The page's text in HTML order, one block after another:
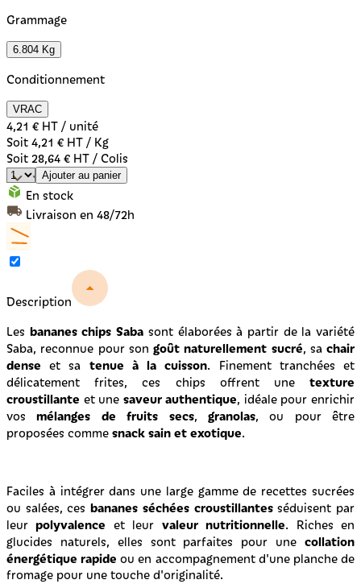
Grammage
6.804 Kg
Conditionnement
VRAC
4,21 € HT / unité
Soit 4,21 € HT / Kg
Soit 28,64 € HT / Colis
Ajouter au panier
En stock
Livraison en 48/72h
Description
Les bananes chips Saba sont élaborées à partir de la variété
Saba, reconnue pour son goût naturellement sucré, sa chair
dense et sa tenue à la cuisson. Finement tranchées et
délicatement frites, ces chips offrent une texture
croustillante et une saveur authentique, idéale pour enrichir
vosmélanges de fruits secs, granolas, ou pour être
proposées comme snack sain et exotique.
Faciles à intégrer dans une large gamme de recettes sucrées
ou salées, cesbananes séchées croustillantesséduisent par
leurpolyvalence et leur valeur nutritionnelle. Riches en
glucides naturels, elles sont parfaites pour une collation
énergétique rapide ou en accompagnement d'une planche de
fromage pour une touche d'originalité.